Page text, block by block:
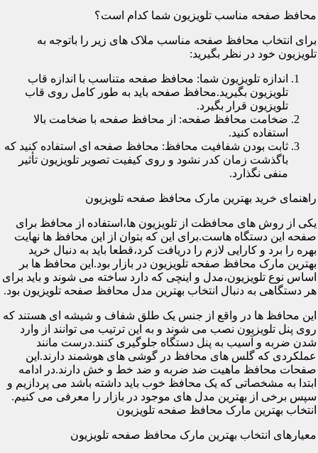
محافظ صفحه مناسب تلویزیون شما کدام است؟
برای انتخاب محافظ صفحه مناسب ملاک های زیر را باتوجه به
تلویزیون خود در نظر بگیرید:
اندازه تلویزیون شما: محافظ صفحه متناسب با اندازه قاب
تلویزیون بگیرید.محافظ صفحه باید به طور کامل روی قاب
تلویزیون قرار بگیرد.
ضخامت محافظ صفحه: از محافظ صفحه با ضخامت بالا
استفاده کنید.
ثابت بودن شفافیت محافظ: محافظ صفحه ای استفاده کنید که
باگذشت زمان کدر نشود و روی کیفیت تصویر تلویزیون تأثیر
منفی نگذارد.
راهنمای خرید بهترین مارک محافظ صفحه تلویزیون
یکی از روش های محافظت از تلویزیون ها،استفاده از محافظ برای
صفحه این دستگاه هاست.برای این که بتوان از این محافظ ها نهایت
بهره را برد و کارایی لازم را دریافت کرد،قطعا باید به دنبال خرید
بهترین مارک محافظ صفحه تلویزیون در بازار بود.این محافظ ها بر
اساس نوع تلویزیون،مدل و اینچی که دارد ساخته می شوند و باید برای
هر دستگاهی به دنبال انتخاب بهترین مدل محافظ صفحه تلویزیون بود.
این محافظ ها در واقع از جنس یک طلق شفاف و شیشه ای هستند که
روی پنل تلویزیون نصب می شوند و به این ترتیب می توانند از وارد
شدن ضربه و آسیب به پنل دستگاه جلوگیری کنند.درست مانند
عملکردی که گلس های محافظ در گوشی های هوشمند دارند.این
صفحات محافظ ماهیت ضد ضربه و ضد خط و خش دارند.در ادامه
ابتدا به مشخصاتی که یک محافظ خوب باید داشته باشد می پردازیم و
سپس برخی از بهترین مدل های موجود در بازار را معرفی می کنیم.
انتخاب بهترین مارک محافظ صفحه تلویزیون
معیارهای انتخاب بهترین مارک محافظ صفحه تلویزیون